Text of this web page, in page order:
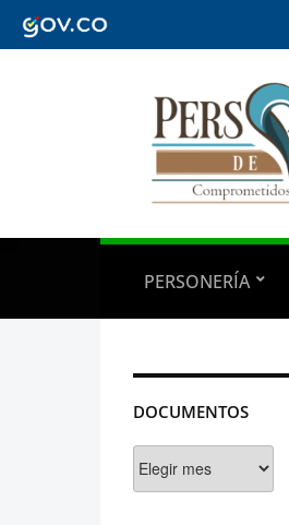
PERSONERÍA
DOCUMENTOS